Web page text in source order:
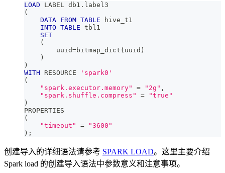
LOAD LABEL db1 . label3
(
DATA FROM TABLE hive_t1
INTO TABLE tbl1
SET
(
        uuid
=bitmap_dict ( uuid )
)
)
WITH RESOURCE
'spark0'
(
"spark.executor.memory"
= "2g" ,
"spark.shuffle.compress"
=
"true"
)
PROPERTIES
(
"timeout"
=
"3600"
) ;
创建导入的详细语法请参考 SPARK LOAD。这里主要介绍
Spark load 的创建导入语法中参数意义和注意事项。